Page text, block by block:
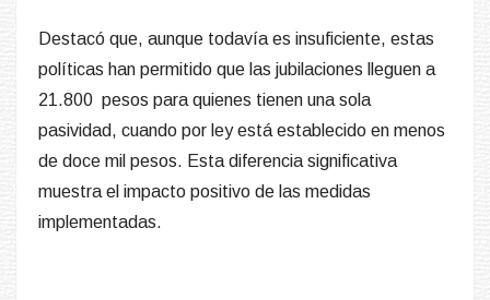
Destacó que, aunque todavía es insuficiente, estas
políticas han permitido que las jubilaciones lleguen a
21.800 pesos para quienes tienen una sola
pasividad, cuando por ley está establecido en menos
de doce mil pesos. Esta diferencia significativa
muestra el impacto positivo de las medidas
implementadas.